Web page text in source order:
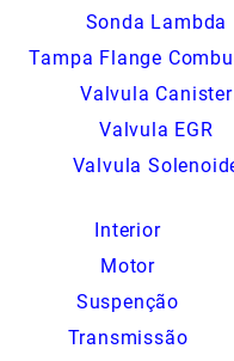
Sonda Lambda
Tampa Flange
Valvula Canister
Valvula EGR
Valvula
Interior
Motor
Suspenção
Transmissão